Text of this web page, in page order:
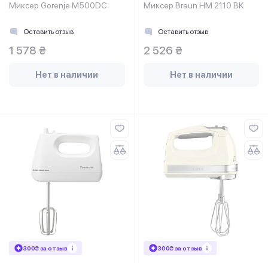
Миксер Gorenje M500DC
Оставить отзыв
1 578 ₴
Нет в наличии
Миксер Braun HM 2110 BK
Оставить отзыв
2 526 ₴
Нет в наличии
300₴ за отзыв 300₴ за отзыв